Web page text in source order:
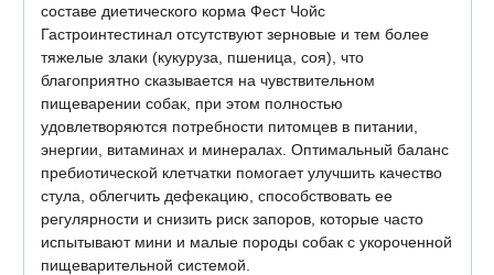
составе диетического корма Фест Чойс
Гастроинтестинал отсутствуют зерновые и тем более
тяжелые злаки (кукуруза, пшеница, соя), что
благоприятно сказывается на чувствительном
пищеварении собак, при этом полностью
удовлетворяются потребности питомцев в питании,
энергии, витаминах и минералах. Оптимальный баланс
пребиотической клетчатки помогает улучшить качество
стула, облегчить дефекацию, способствовать ее
регулярности и снизить риск запоров, которые часто
испытывают мини и малые породы собак с укороченной
пищеварительной системой.